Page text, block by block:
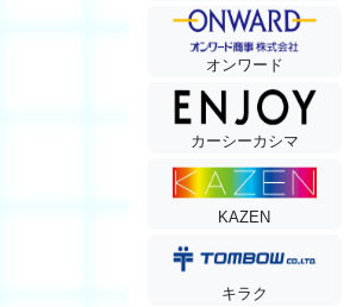
オンワード
カーシーカシマ
KAZEN
キラク